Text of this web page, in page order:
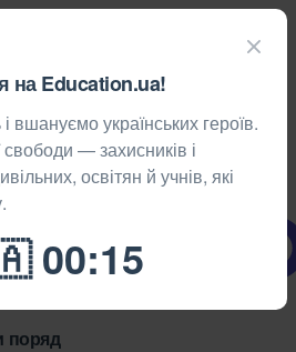
навчальний
поряд
на Education.ua!
вшануємо українських героїв.
— захисників і
освітян й учнів, які